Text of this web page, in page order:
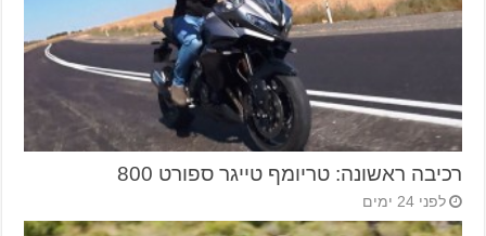
רכיבה ראשונה: טריומף טייגר ספורט 800
לפני 24 ימים